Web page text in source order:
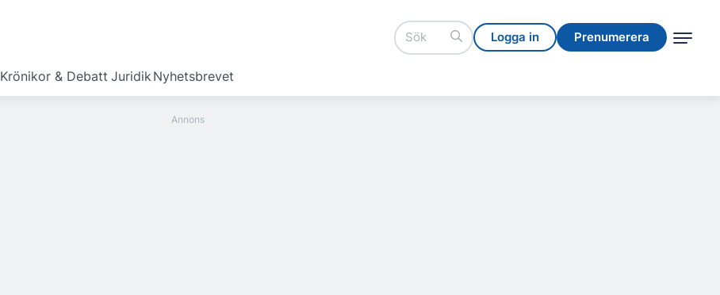
Logga in Prenumerera
Krönikor & Debatt JuridikNyhetsbrevet
Logga in Prenumerera